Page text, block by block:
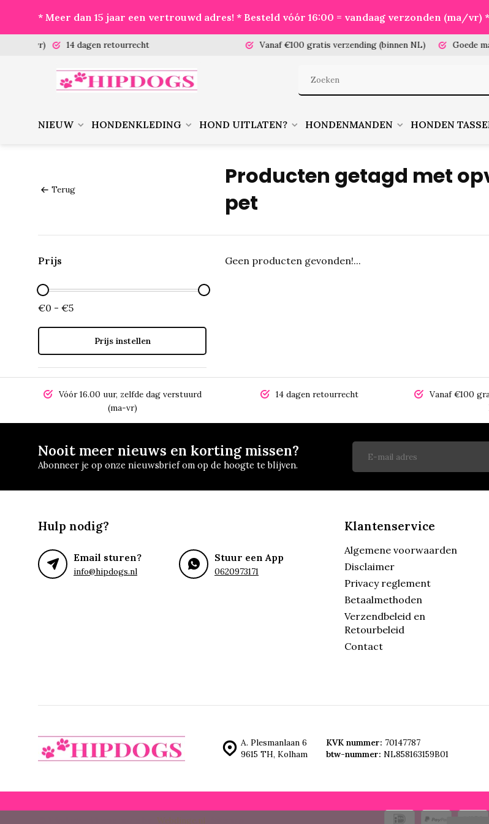
* Meer dan 15 jaar een vertrouwd adres! * Besteld vóór 16:00 = vandaag verzonden (ma/
14 dagen retourrecht Vanaf €100 gratis verzending (binnen NL) Goede
NIEUW HONDENKLEDING HOND UITLATEN? HONDENMANDEN HONDEN
Terug
Producten getagd met
pet
Prijs
€0 - €5
Prijs instellen
Geen producten gevonden!...
Vóór 16.00 uur, zelfde dag verstuurd
(ma-vr)
14 dagen retourrecht
Vanaf €100
Nooit meer nieuws en korting missen?
Abonneer je op onze nieuwsbrief om op de hoogte te blijven.
Hulp nodig?
Email sturen?
info@hipdogs.nl
Stuur een App
0620973171
Klantenservice
Algemene voorwaarden
Disclaimer
Privacy reglement
Betaalmethoden
Verzendbeleid en
Retourbeleid
Contact
A. Plesmanlaan 6
9615 TH, Kolham
KVK nummer: 70147787
btw-nummer: NL858163159B01